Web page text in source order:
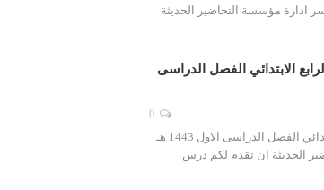
يسر ادارة مؤسسة التحاضير الحديثة
الابتدائي الفصل الدراسى
تحضير فواز الحربي درس العبادة مادة التوحيد الصف الرابع الابتدائي الفصل الدراسى الاول 1443 هـ
الحديثة ان تقدم لكم درس